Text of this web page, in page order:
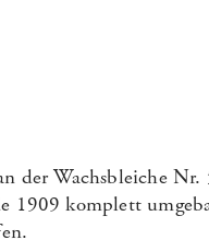
der Wachsbleiche
1909 komplett